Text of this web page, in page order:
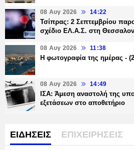
08 Αυγ 2026 14:22
Τσίπρας: 2 Σεπτεμβρίου
σχέδιο ΕΛ.Α.Σ. στη
08 Αυγ 2026 11:38
Η φωτογραφία της ημέρας -
08 Αυγ 2026 14:49
ΙΣΑ: Άμεση αναστολή της
εξετάσεων στο αποθετήριο
ΕΙΔΗΣΕΙΣ ΕΠΙΧΕΙΡΗΣΕΙΣ